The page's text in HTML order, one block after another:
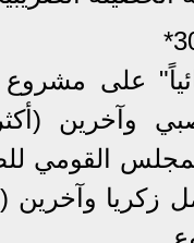
على مشروع
وآخرين
القومي
زكريا